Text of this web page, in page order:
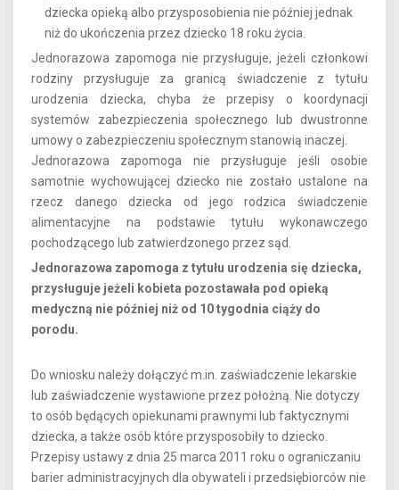
dziecka opieką albo przysposobienia nie później jednak
niż do ukończenia przez dziecko 18 roku życia.
Jednorazowa zapomoga nie przysługuje, jeżeli członkowi
rodziny przysługuje za granicą świadczenie z tytułu
urodzenia dziecka, chyba że przepisy o koordynacji
systemów zabezpieczenia społecznego lub dwustronne
umowy o zabezpieczeniu społecznym stanowią inaczej.
Jednorazowa zapomoga nie przysługuje jeśli osobie
samotnie wychowującej dziecko nie zostało ustalone na
rzecz danego dziecka od jego rodzica świadczenie
alimentacyjne na podstawie tytułu wykonawczego
pochodzącego lub zatwierdzonego przez sąd.
Jednorazowa zapomoga z tytułu urodzenia się dziecka,
przysługuje jeżeli kobieta pozostawała pod opieką
medyczną nie później niż od 10 tygodnia ciąży do
porodu.
Do wniosku należy dołączyć m.in. zaświadczenie lekarskie
lub zaświadczenie wystawione przez położną. Nie dotyczy
to osób będących opiekunami prawnymi lub faktycznymi
dziecka, a także osób które przysposobiły to dziecko.
Przepisy ustawy z dnia 25 marca 2011 roku o ograniczaniu
barier administracyjnych dla obywateli i przedsiębiorców nie